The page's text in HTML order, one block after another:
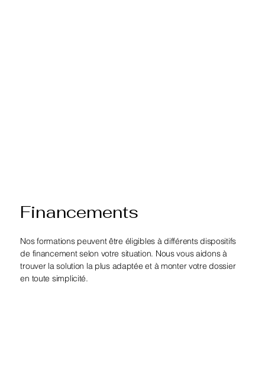
Financements
Nos formations peuvent être éligibles à différents dispositifs
de financement selon votre situation. Nous vous aidons à
trouver la solution la plus adaptée et à monter votre dossier
en toute simplicité.